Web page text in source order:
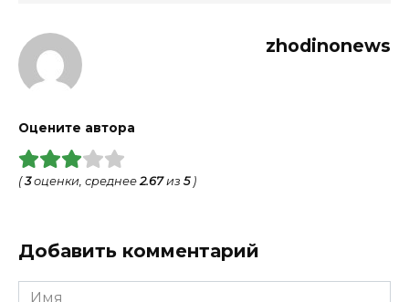
zhodinonews
Оцените автора
(3оценки, среднее 2.67из 5)
Добавить комментарий
Имя